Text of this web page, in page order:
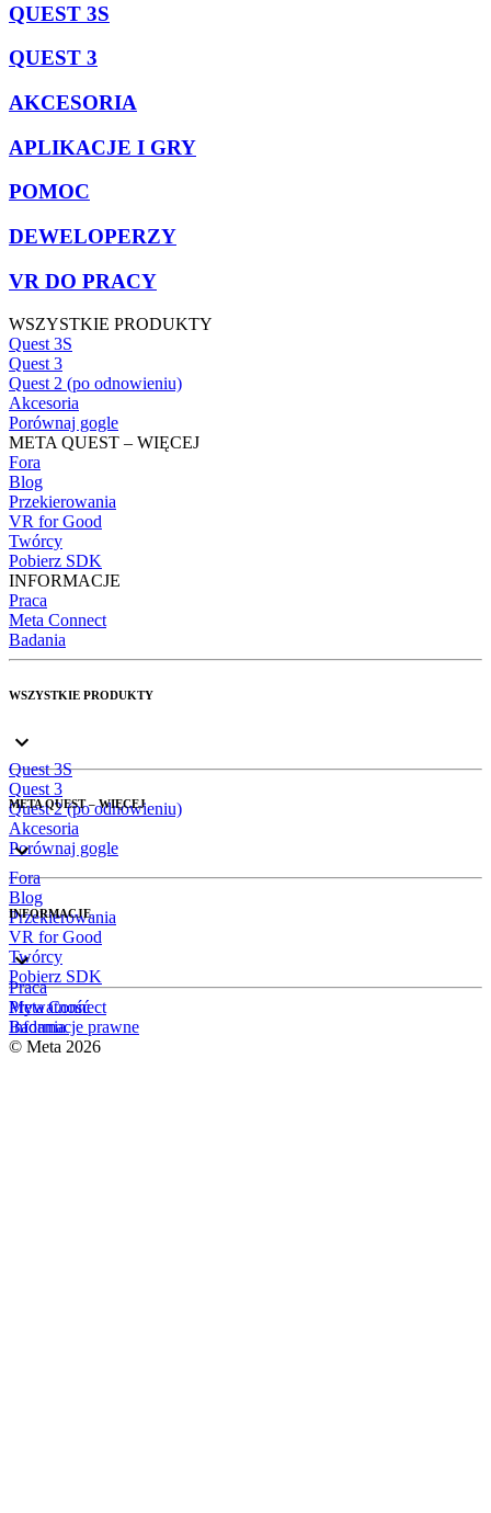
QUEST 3S
QUEST 3
AKCESORIA
APLIKACJE I GRY
POMOC
DEWELOPERZY
VR DO PRACY
WSZYSTKIE PRODUKTY
Quest 3S
Quest 3
Quest 2 (po odnowieniu)
Akcesoria
Porównaj gogle
META QUEST – WIĘCEJ
Fora
Blog
Przekierowania
VR for Good
Twórcy
Pobierz SDK
INFORMACJE
Praca
Meta Connect
Badania
WSZYSTKIE PRODUKTY
Quest 3S
Quest 3
Quest 2 (po odnowieniu)
Akcesoria
Porównaj gogle
META QUEST – WIĘCEJ
Fora
Blog
Przekierowania
VR for Good
Twórcy
Pobierz SDK
INFORMACJE
Praca
Meta Connect
Badania
Prywatność
Informacje prawne
© Meta 2026